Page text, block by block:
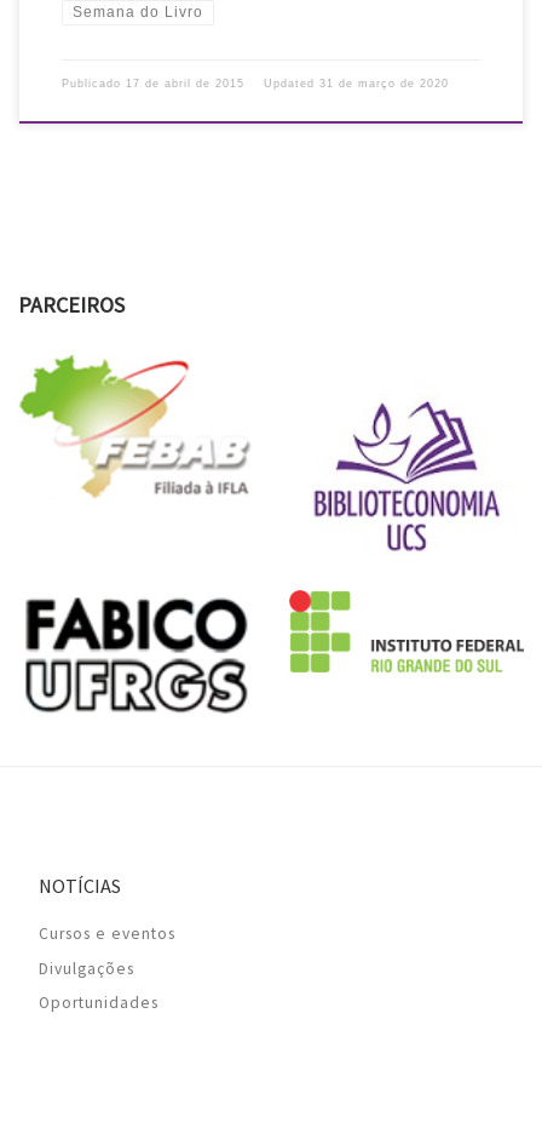
Semana do Livro
Publicado 17 de abril de 2015 Updated 31 de março de 2020
PARCEIROS
NOTÍCIAS
Cursos e eventos
Divulgações
Oportunidades